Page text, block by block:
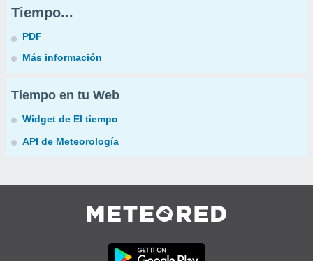
Tiempo...
PDF
Más información
Tiempo en tu Web
Widget de El tiempo
API de Meteorología